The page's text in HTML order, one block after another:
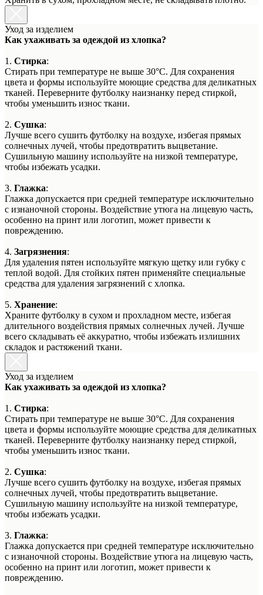
Уход за изделием
Как ухаживать за одеждой из хлопка?
1. Стирка:
Стирать при температуре не выше 30°C. Для сохранения
цвета и формы используйте моющие средства для деликатных
тканей. Переверните футболку наизнанку перед стиркой,
чтобы уменьшить износ ткани.
2. Сушка:
Лучше всего сушить футболку на воздухе, избегая прямых
солнечных лучей, чтобы предотвратить выцветание.
Сушильную машину используйте на низкой температуре,
чтобы избежать усадки.
3. Глажка:
Глажка допускается при средней температуре исключительно
с изнаночной стороны. Воздействие утюга на лицевую часть,
особенно на принт или логотип, может привести к
повреждению.
4. Загрязнения:
Для удаления пятен используйте мягкую щетку или губку с
теплой водой. Для стойких пятен применяйте специальные
средства для удаления загрязнений с хлопка.
5. Хранение:
Храните футболку в сухом и прохладном месте, избегая
длительного воздействия прямых солнечных лучей. Лучше
всего складывать её аккуратно, чтобы избежать излишних
складок и растяжений ткани.
Уход за изделием
Как ухаживать за одеждой из хлопка?
1. Стирка:
Стирать при температуре не выше 30°C. Для сохранения
цвета и формы используйте моющие средства для деликатных
тканей. Переверните футболку наизнанку перед стиркой,
чтобы уменьшить износ ткани.
2. Сушка:
Лучше всего сушить футболку на воздухе, избегая прямых
солнечных лучей, чтобы предотвратить выцветание.
Сушильную машину используйте на низкой температуре,
чтобы избежать усадки.
3. Глажка:
Глажка допускается при средней температуре исключительно
с изнаночной стороны. Воздействие утюга на лицевую часть,
особенно на принт или логотип, может привести к
повреждению.